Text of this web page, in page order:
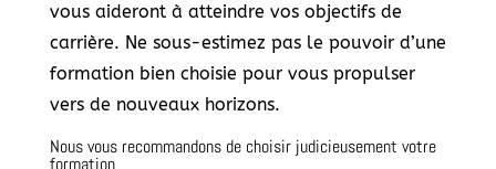
vous aideront à atteindre vos objectifs de
carrière. Ne sous-estimez pas le pouvoir d’une
formation bien choisie pour vous propulser
vers de nouveaux horizons.
Nous vous recommandons de choisir judicieusement votre